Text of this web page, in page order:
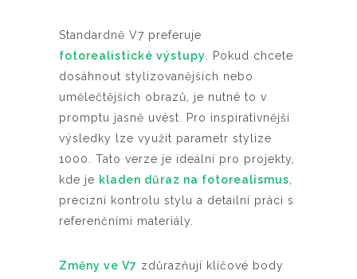
Standardně V7 preferuje
fotorealistické výstupy. Pokud chcete
dosáhnout stylizovanějších nebo
umělečtějších obrazů, je nutné to v
promptu jasně uvést. Pro inspirativnější
výsledky lze využít parametr stylize
1000. Tato verze je ideální pro projekty,
kde je kladen důraz na fotorealismus,
precizní kontrolu stylu a detailní práci s
referenčními materiály.
Změny ve V7 zdůrazňují klíčové body